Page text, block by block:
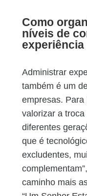
Como
níveis de
experiência
Administrar
também é um
empresas.
valorizar a
diferentes
que é
excludentes,
caminho mais